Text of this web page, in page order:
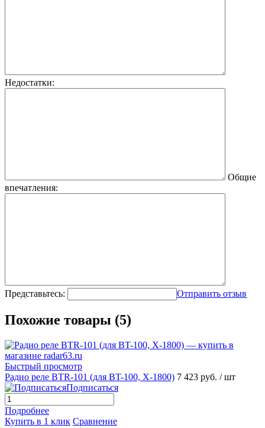
Недостатки:
Общие
впечатления:
Представьтесь: Отправить отзыв
Похожие товары (5)
Быстрый просмотр
Радио реле BTR-101 (для BT-100, Х-1800) 7 423 руб. / шт
Подписаться
Подробнее
Купить в 1 клик Сравнение